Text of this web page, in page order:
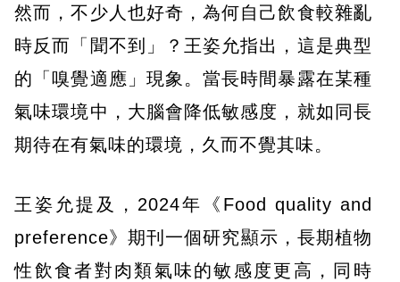
然而，不少人也好奇，為何自己飲食較雜亂
時反而「聞不到」？王姿允指出，這是典型
的「嗅覺適應」現象。當長時間暴露在某種
氣味環境中，大腦會降低敏感度，就如同長
期待在有氣味的環境，久而不覺其味。
王姿允提及，2024年《Food quality and
preference》期刊一個研究顯示，長期植物
性飲食者對肉類氣味的敏感度更高，同時